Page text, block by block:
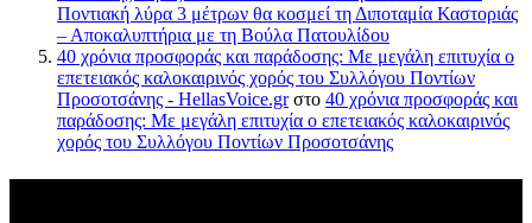
Ποντιακή λύρα 3 μέτρων θα κοσμεί τη Διποταμία Καστοριάς
– Αποκαλυπτήρια με τη Βούλα Πατουλίδου
40 χρόνια προσφοράς και παράδοσης: Με μεγάλη επιτυχία ο
επετειακός καλοκαιρινός χορός του Συλλόγου Ποντίων
Προσοτσάνης - HellasVoice.grστο 40 χρόνια προσφοράς και
παράδοσης: Με μεγάλη επιτυχία ο επετειακός καλοκαιρινός
χορός του Συλλόγου Ποντίων Προσοτσάνης